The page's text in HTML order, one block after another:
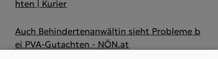
hten | Kurier
Auch Behindertenanwältin sieht Probleme b
ei PVA-Gutachten - NÖN.at